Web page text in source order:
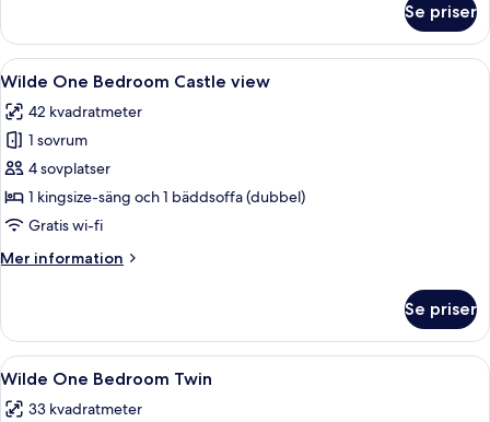
Two-
Bedroom
Se priser
Öppna
alla
foton
för
Wilde
One
Bedroom
view
Ett modernt vardagsrum med ett
10
Wilde One Bedroom Castle view
42 kvadratmeter
1 sovrum
4 sovplatser
1 kingsize-säng och 1 bäddsoffa (dubbel)
Gratis wi-fi
Mer information
Mer
One
Bedroom
Castle
Se priser
Öppna
alla
Ett modernt vardagsrum med en
12
Wilde One Bedroom Twin
33 kvadratmeter